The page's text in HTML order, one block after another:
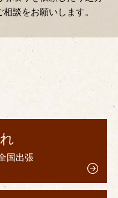
談をお願いします。
国出張